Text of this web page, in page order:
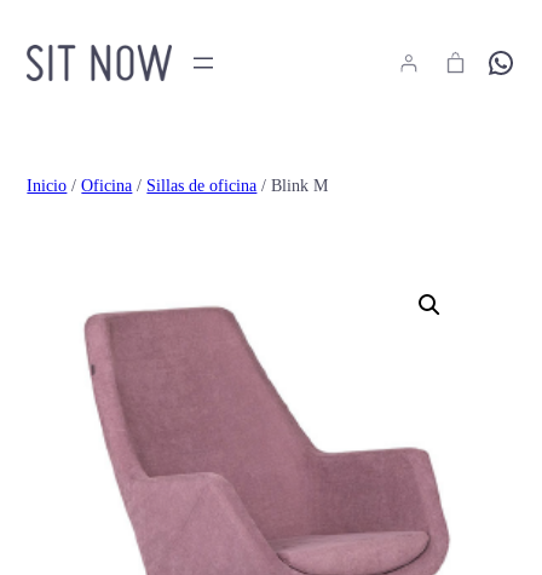
Hola
Inicio /Oficina / Sillas de oficina / Blink M